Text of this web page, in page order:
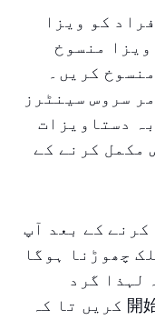
کو ویزا
منسوخ
کریں۔
سروس سینٹرز
دستاویزات
مکمل کرنے کے
کرنے کے بعد آپ
چھوڑنا ہوگا
لہذا گرد
آپریشن کو کوشش میں وقت پر開始 کریں تا کہ